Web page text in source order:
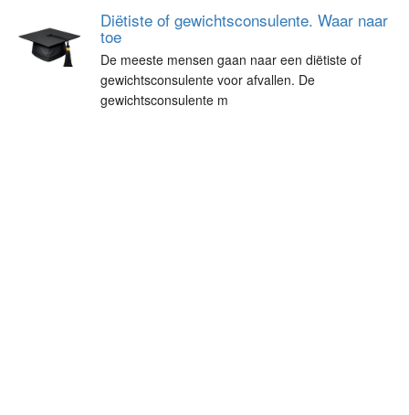
Diëtiste of gewichtsconsulente. Waar naar
toe
De meeste mensen gaan naar een diëtiste of
gewichtsconsulente voor afvallen. De
gewichtsconsulente m